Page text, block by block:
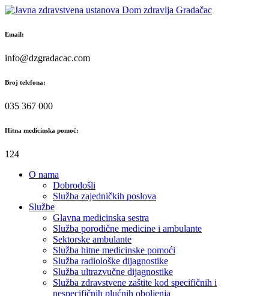
Skip
content
Email:
info@dzgradacac.com
Broj telefona:
035 367 000
Hitna medicinska pomoć:
124
O nama
Dobrodošli
Služba zajedničkih poslova
Službe
Glavna medicinska sestra
Služba porodične medicine i ambulante
Sektorske ambulante
Služba hitne medicinske pomoći
Služba radiološke dijagnostike
Služba ultrazvučne dijagnostike
Služba zdravstvene zaštite kod specifičnih i
nespecifičnih plućnih oboljenja